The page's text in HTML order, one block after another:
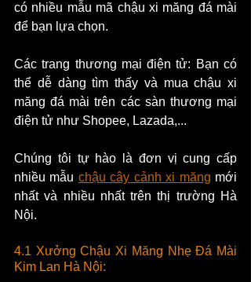
có nhiều mẫu mã chậu xi măng đá mài
để bạn lựa chọn.
Các trang thương mại điện tử: Bạn có
thể dễ dàng tìm thấy và mua chậu xi
măng đá mài trên các sàn thương mại
điện tử như Shopee, Lazada,...
Chúng tôi tự hào là đơn vị cung cấp
nhiều mẫu chậu cây cảnh xi măng mới
nhất và nhiều nhất trên thị trường Hà
Nội.
​4.1 Xưởng Chậu Xi Măng Nhẹ Đá Mài
Kim Lan Hà Nội: